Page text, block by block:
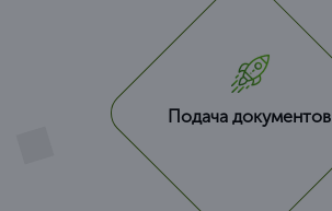
Подача документов